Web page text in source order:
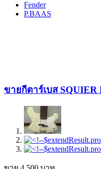
Fender
P.BAAS
ขายกีตาร์เบส